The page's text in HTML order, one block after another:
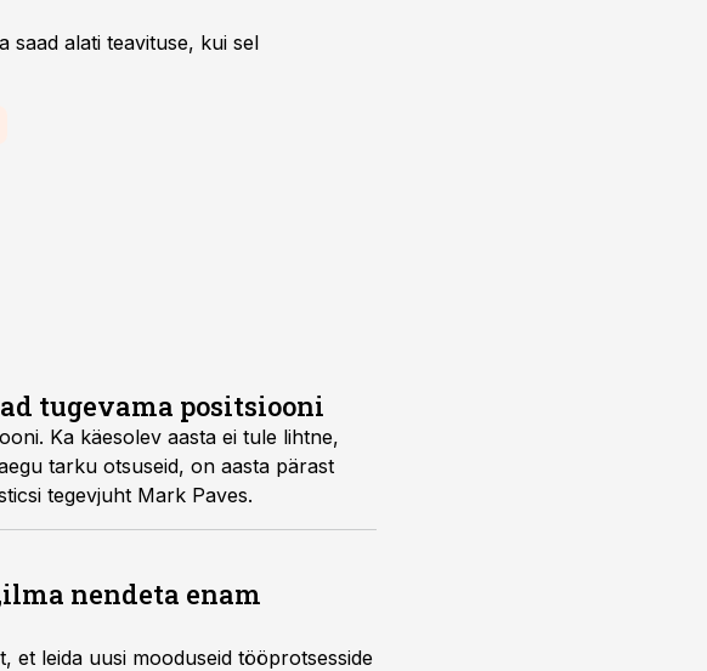
saad alati teavituse, kui sel
tugevama positsiooni
Ka käesolev aasta ei tule lihtne,
tarku otsuseid, on aasta pärast
tegevjuht Mark Paves.
nendeta enam
et leida uusi mooduseid tööprotsesside